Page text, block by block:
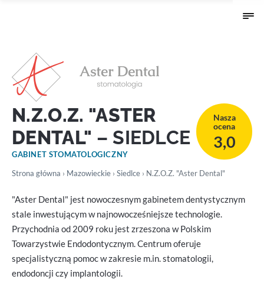
N.Z.O.Z. "ASTER
DENTAL" – SIEDLCE
GABINET STOMATOLOGICZNY
Nasza
ocena
3,0
Strona główna › Mazowieckie › Siedlce › N.Z.O.Z. "Aster Dental"
"Aster Dental" jest nowoczesnym gabinetem dentystycznym
stale inwestującym w najnowocześniejsze technologie.
Przychodnia od 2009 roku jest zrzeszona w Polskim
Towarzystwie Endodontycznym. Centrum oferuje
specjalistyczną pomoc w zakresie m.in. stomatologii,
endodoncji czy implantologii.